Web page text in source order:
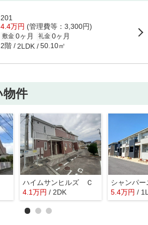
201
4.4万円 (管理費等：3,300円)
敷金 0ヶ月 礼金 0ヶ月
2階 2LDK 50.10㎡
物件
ハイムサンヒルズ Ｃ
4.1万円 / 2DK 5.4万円 /